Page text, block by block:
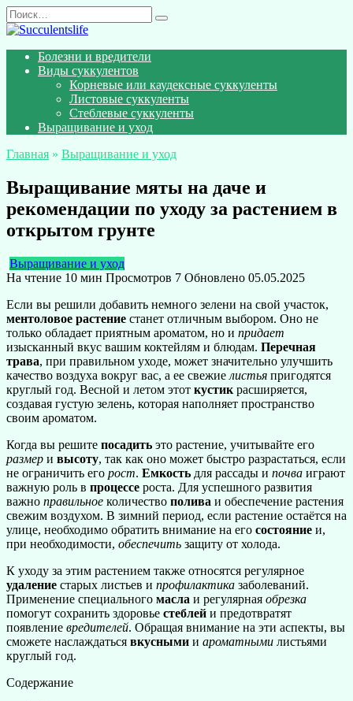
Перейти
к
Search
for:
Болезни и вредители
Виды суккулентов
Корневые или каудексные суккуленты
Листовые суккуленты
Стеблевые суккуленты
Выращивание и уход
Главная » Выращивание и уход
Выращивание мяты на даче и
рекомендации по уходу за растением в
открытом грунте
Выращивание и уход
На чтение 10 мин Просмотров 7 Обновлено 05.05.2025
Если вы решили добавить немного зелени на свой участок,
ментоловое растение станет отличным выбором. Оно не
только обладает приятным ароматом, но и придает
изысканный вкус вашим коктейлям и блюдам. Перечная
трава, при правильном уходе, может значительно улучшить
качество воздуха вокруг вас, а ее свежие листья пригодятся
круглый год. Весной и летом этот кустик расширяется,
создавая густую зелень, которая наполняет пространство
своим ароматом.
Когда вы решите посадить это растение, учитывайте его
размер и высоту, так как оно может быстро разрастаться, если
не ограничить его рост. Емкость для рассады и почва играют
важную роль в процессе роста. Для успешного развития
важно правильное количество полива и обеспечение растения
свежим воздухом. В зимний период, если растение остаётся на
улице, необходимо обратить внимание на его состояние и,
при необходимости, обеспечить защиту от холода.
К уходу за этим растением также относятся регулярное
удаление старых листьев и профилактика заболеваний.
Применение специального масла и регулярная обрезка
помогут сохранить здоровье стеблей и предотвратят
появление вредителей. Обращая внимание на эти аспекты, вы
сможете наслаждаться вкусными и ароматными листьями
круглый год.
Содержание